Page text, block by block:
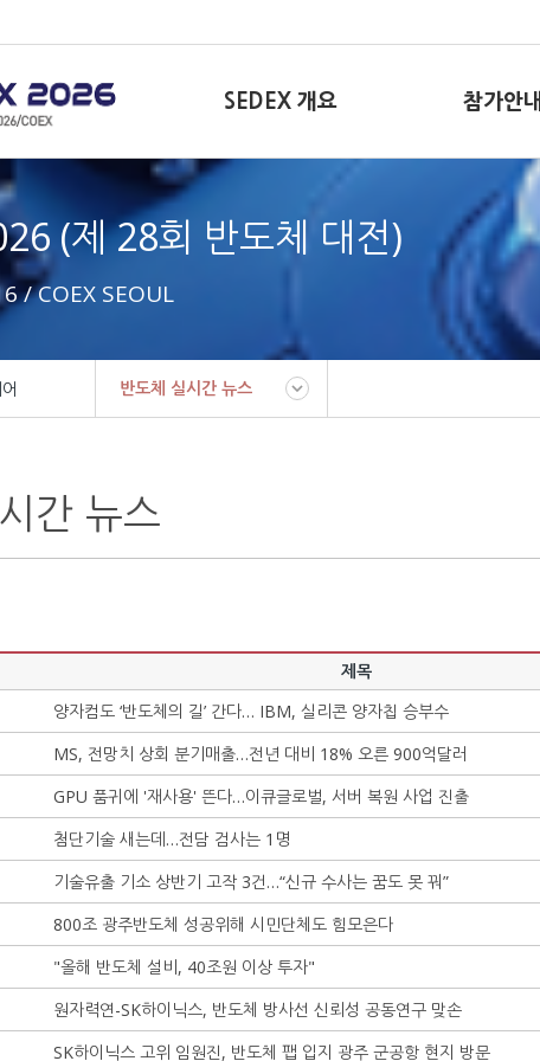
SEDEX 개요 참가안내
(제 28회 반도체 대전)
/ COEX SEOUL
반도체 실시간 뉴스
간 뉴스
제목
양자컴도 ‘반도체의 길’ 간다… IBM, 실리콘 양자칩 승부수
MS, 전망치 상회 분기매출…전년 대비 18% 오른 900억달러
GPU 품귀에 '재사용' 뜬다…이큐글로벌, 서버 복원 사업 진출
첨단기술 새는데…전담 검사는 1명
기술유출 기소 상반기 고작 3건…“신규 수사는 꿈도 못 꿔”
800조 광주반도체 성공위해 시민단체도 힘모은다
"올해 반도체 설비, 40조원 이상 투자"
원자력연-SK하이닉스, 반도체 방사선 신뢰성 공동연구 맞손
SK하이닉스 고위 임원진, 반도체 팹 입지 광주 군공항 현지 방문